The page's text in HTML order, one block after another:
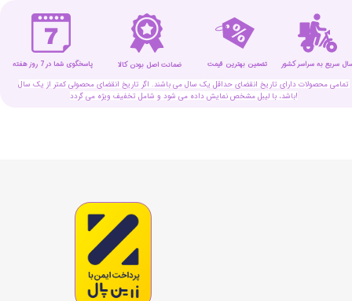
تمامی محصولات دارای تاریخ انقضای حداقل یک سال می باشند. اگر تاریخ انقضای محصولی کمتر از یک سال
باشد، با لیبل مشخص نمایش داده می شود و شامل تخفیف ویژه می گردد!
ضمانت اصل بودن کالا تضمین بهترین قیمت پاسخگوی شما در 7 روز هفته سریع به سراسر کشور